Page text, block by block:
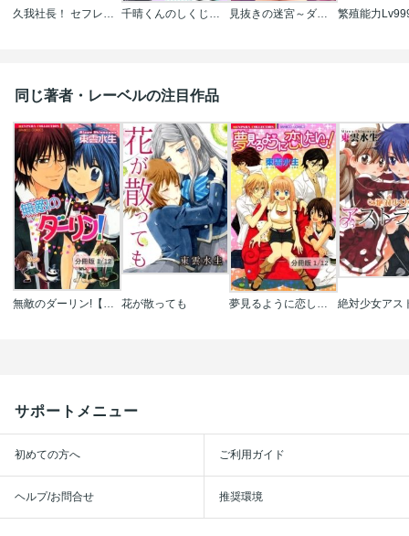
久我社長！ セフレなのにデロ甘執着しすぎでは!? ～XL級のわからせピストンで心も身体もハメ堕とされそうです～（単話版） 千晴くんのしくじり配信 見抜きの迷宮～ダンジョン内、冒険者たちのオカズ事情～
同じ著者・レーベルの注目作品
花が散っても
サポートメニュー
初めての方へ ご利用ガイド
ヘルプ/お問合せ 推奨環境